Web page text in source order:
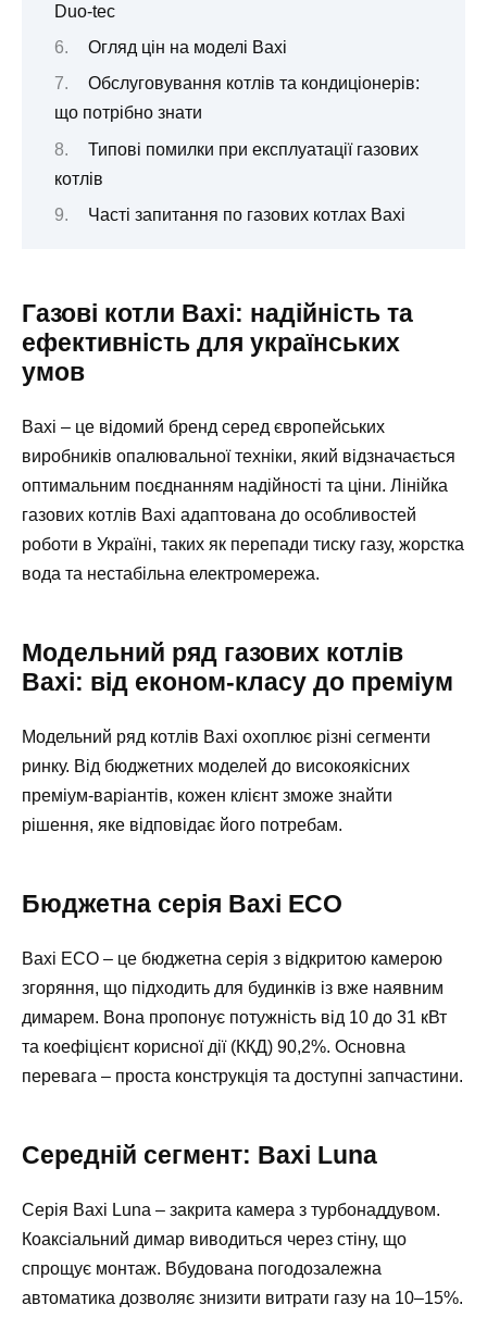
Duo-tec
Огляд цін на моделі Baxi
Обслуговування котлів та кондиціонерів:
що потрібно знати
Типові помилки при експлуатації газових
котлів
Часті запитання по газових котлах Baxi
Газові котли Baxi: надійність та
ефективність для українських
умов
Baxi – це відомий бренд серед європейських
виробників опалювальної техніки, який відзначається
оптимальним поєднанням надійності та ціни. Лінійка
газових котлів Baxi адаптована до особливостей
роботи в Україні, таких як перепади тиску газу, жорстка
вода та нестабільна електромережа.
Модельний ряд газових котлів
Baxi: від економ-класу до преміум
Модельний ряд котлів Baxi охоплює різні сегменти
ринку. Від бюджетних моделей до високоякісних
преміум-варіантів, кожен клієнт зможе знайти
рішення, яке відповідає його потребам.
Бюджетна серія Baxi ECO
Baxi ECO – це бюджетна серія з відкритою камерою
згоряння, що підходить для будинків із вже наявним
димарем. Вона пропонує потужність від 10 до 31 кВт
та коефіцієнт корисної дії (ККД) 90,2%. Основна
перевага – проста конструкція та доступні запчастини.
Середній сегмент: Baxi Luna
Серія Baxi Luna – закрита камера з турбонаддувом.
Коаксіальний димар виводиться через стіну, що
спрощує монтаж. Вбудована погодозалежна
автоматика дозволяє знизити витрати газу на 10–15%.